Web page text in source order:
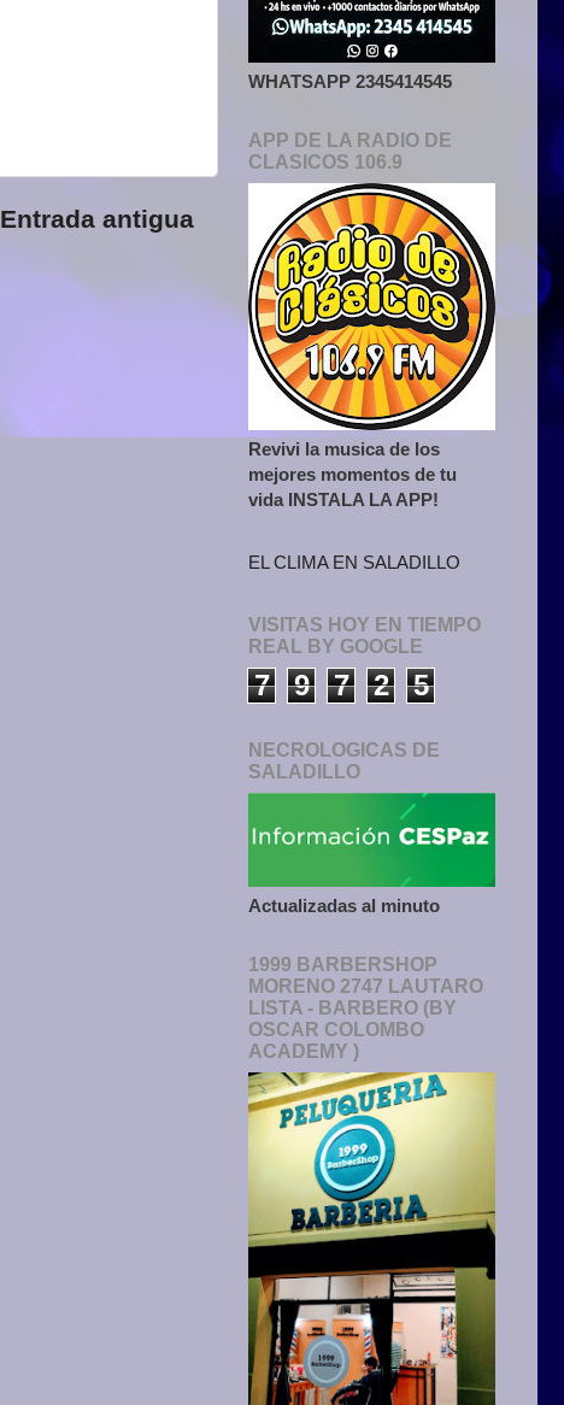
Entrada antigua
WHATSAPP 2345414545
APP DE LA RADIO DE
CLASICOS 106.9
Revivi la musica de los
mejores momentos de tu
vida INSTALA LA APP!
EL CLIMA EN SALADILLO
VISITAS HOY EN TIEMPO
REAL BY GOOGLE
7 9 7 2 5
NECROLOGICAS DE
SALADILLO
Actualizadas al minuto
1999 BARBERSHOP
MORENO 2747 LAUTARO
LISTA - BARBERO (BY
OSCAR COLOMBO
ACADEMY )